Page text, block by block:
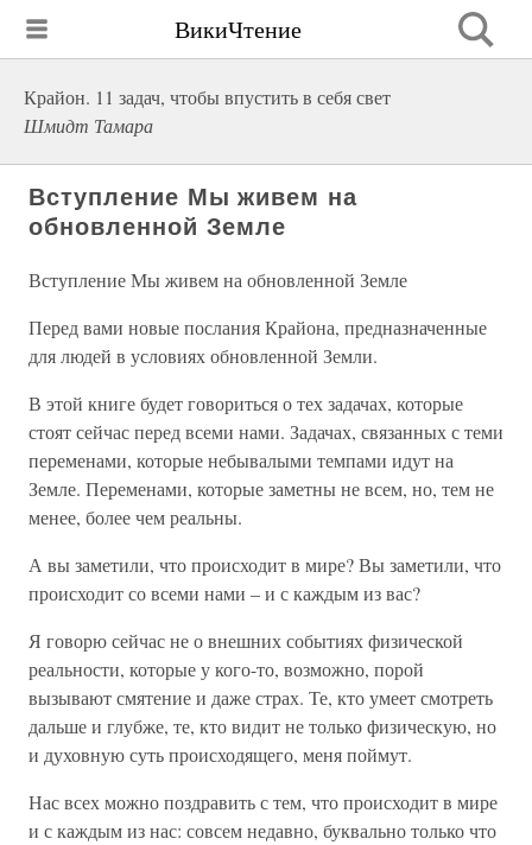
ВикиЧтение
Крайон. 11 задач, чтобы впустить в себя свет
Шмидт Тамара
Вступление Мы живем на
обновленной Земле
Вступление Мы живем на обновленной Земле
Перед вами новые послания Крайона, предназначенные
для людей в условиях обновленной Земли.
В этой книге будет говориться о тех задачах, которые
стоят сейчас перед всеми нами. Задачах, связанных с теми
переменами, которые небывалыми темпами идут на
Земле. Переменами, которые заметны не всем, но, тем не
менее, более чем реальны.
А вы заметили, что происходит в мире? Вы заметили, что
происходит со всеми нами – и с каждым из вас?
Я говорю сейчас не о внешних событиях физической
реальности, которые у кого-то, возможно, порой
вызывают смятение и даже страх. Те, кто умеет смотреть
дальше и глубже, те, кто видит не только физическую, но
и духовную суть происходящего, меня поймут.
Нас всех можно поздравить с тем, что происходит в мире
и с каждым из нас: совсем недавно, буквально только что